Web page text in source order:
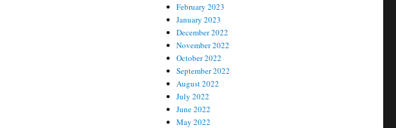
February 2023
January 2023
December 2022
November 2022
October 2022
September 2022
August 2022
July 2022
June 2022
May 2022